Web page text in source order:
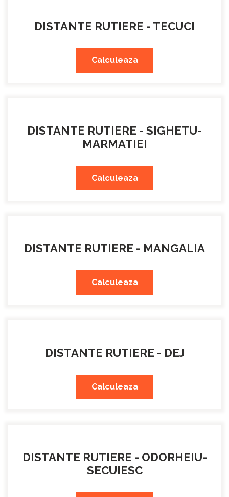
DISTANTE RUTIERE - TECUCI
Calculeaza
DISTANTE RUTIERE - SIGHETU-
MARMATIEI
Calculeaza
DISTANTE RUTIERE - MANGALIA
Calculeaza
DISTANTE RUTIERE - DEJ
Calculeaza
DISTANTE RUTIERE - ODORHEIU-
SECUIESC